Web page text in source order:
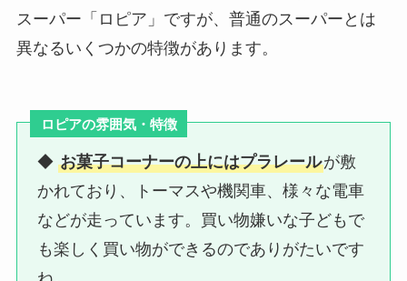
スーパー「ロピア」ですが、普通のスーパーとは
異なるいくつかの特徴があります。
ロピアの雰囲気・特徴
◆お菓子コーナーの上にはプラレールが敷
かれており、トーマスや機関車、様々な電車
などが走っています。買い物嫌いな子どもで
も楽しく買い物ができるのでありがたいです